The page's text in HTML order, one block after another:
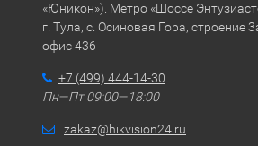
«Юникон»). Метро «Шоссе
г. Тула, с. Осиновая Гора, строение
офис 436
+7 (499) 444-14-30
Пн—Пт 09:00—18:00
zakaz@hikvision24.ru